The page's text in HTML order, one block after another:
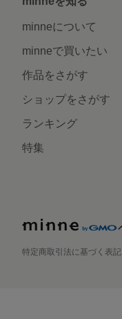
minneについて
minneで買いたい
作品をさがす
ショップをさがす
ランキング
特集
特定商取引法に基づく表記